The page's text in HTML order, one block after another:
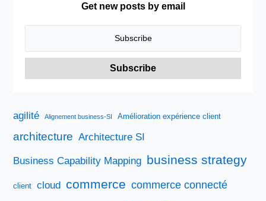
Get new posts by email
agilité Alignement business-SI Amélioration expérience client
architecture Architecture SI
Business Capability Mapping business strategy
client cloud commerce commerce connecté